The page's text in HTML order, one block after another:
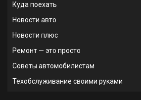
Куда поехать
Новости авто
Новости плюс
Ремонт — это просто
Советы автомобилистам
Техобслуживание своими руками